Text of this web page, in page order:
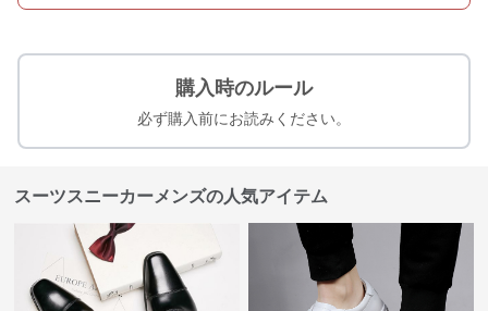
購入時のルール
必ず購入前にお読みください。
スーツスニーカーメンズの人気アイテム